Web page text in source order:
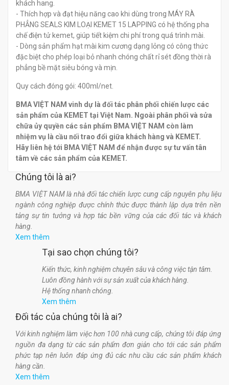
khách hang.
- Thích hợp và đạt hiệu năng cao khi dùng trong MÁY RÀ
PHẲNG SEALS KIM LOẠI KEMET 15 LAPPING có hệ thống pha
chế điện tử kemet, giúp tiết kiệm chi phí trong quá trình mài.
- Dòng sản phẩm hạt mài kim cương dạng lỏng có công thức
đặc biệt cho phép loại bỏ nhanh chóng chất rỉ sét đồng thời rà
phẳng bề mặt siêu bóng và mịn.
Quy cách đóng gói: 400ml/net.
BMA VIỆT NAM vinh dự là đối tác phân phối chiến lược các
sản phẩm của KEMET tại Việt Nam. Ngoài phân phối và sửa
chữa ủy quyền các sản phẩm BMA VIỆT NAM còn làm
nhiệm vụ là cầu nối trao đổi giữa khách hàng và KEMET.
Hãy liên hệ tới BMA VIỆT NAM để nhận được sự tư vấn tân
tâm về các sản phẩm của KEMET.
Chúng tôi là ai?
BMA VIỆT NAM là nhà đối tác chiến lược cung cấp nguyên phụ liệu
ngành công nghiệp được chính thức được thành lập dựa trên nền
tảng sự tin tưởng và hợp tác bền vững của các đối tác và khách
hàng.
Xem thêm
Tại sao chọn chúng tôi?
Kiến thức, kinh nghiệm chuyên sâu và công việc tận tâm.
Luôn đồng hành với sự sản xuất của khách hàng.
Hệ thống nhanh chóng.
Xem thêm
Đối tác của chúng tôi là ai?
Với kinh nghiệm làm việc hơn 100 nhà cung cấp, chúng tôi đáp ứng
nguồn đa dạng từ các sản phẩm đơn giản cho tới các sản phẩm
phức tạp nên luôn đáp ứng đủ các nhu cầu các sản phẩm khách
hàng cần.
Xem thêm